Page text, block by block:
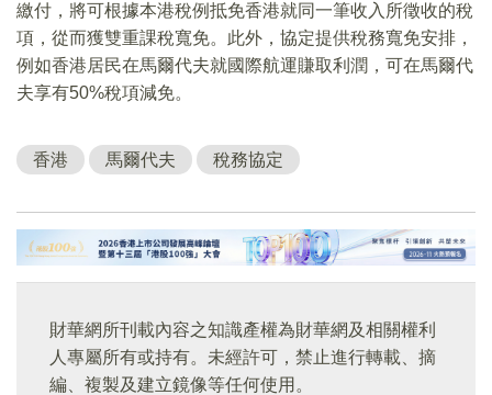
繳付，將可根據本港稅例抵免香港就同一筆收入所徵收的稅
項，從而獲雙重課稅寬免。此外，協定提供稅務寬免安排，
例如香港居民在馬爾代夫就國際航運賺取利潤，可在馬爾代
夫享有50%稅項減免。
香港 馬爾代夫 稅務協定
財華網所刊載內容之知識產權為財華網及相關權利
人專屬所有或持有。未經許可，禁止進行轉載、摘
編、複製及建立鏡像等任何使用。